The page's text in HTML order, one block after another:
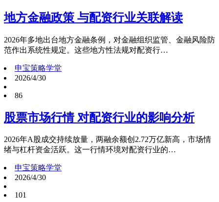
地方金融政策 与配资行业关联解读
2026年多地出台地方金融条例，对金融组织监管、金融风险防
范作出系统性规定。这些地方性法规对配资行…
申宝策略学堂
2026/4/30
86
股票市场行情 对配资行业的影响分析
2026年A股成交持续放量，两融余额创2.72万亿新高，市场情
绪与杠杆资金活跃。这一行情环境对配资行业的…
申宝策略学堂
2026/4/30
101